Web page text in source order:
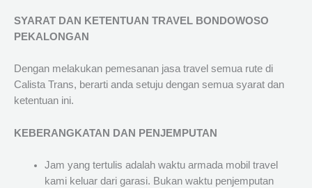
SYARAT DAN KETENTUAN TRAVEL BONDOWOSO
PEKALONGAN
Dengan melakukan pemesanan jasa travel semua rute di
Calista Trans, berarti anda setuju dengan semua syarat dan
ketentuan ini.
KEBERANGKATAN DAN PENJEMPUTAN
Jam yang tertulis adalah waktu armada mobil travel
kami keluar dari garasi. Bukan waktu penjemputan